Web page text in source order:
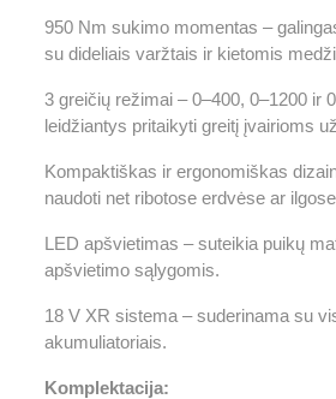
950 Nm sukimo momentas –
su dideliais varžtais ir kietomis
3 greičių režimai – 0–400, 0–1200 ir
leidžiantys pritaikyti greitį įvairioms
Kompaktiškas ir ergonomiškas
naudoti net ribotose erdvėse ar
LED apšvietimas – suteikia puikų
apšvietimo sąlygomis.
18 V XR sistema – suderinama su
akumuliatoriais.
Komplektacija: